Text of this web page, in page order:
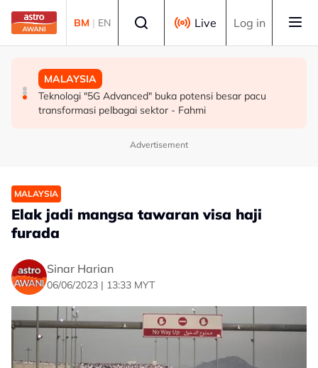
Skip to main content
BM | EN Live Log in
SUKAN
Mohamed Salah sertai Trabzonspor, terima €17 juta
semusim
MALAYSIA
Berita tempatan pilihan sepanjang hari ini
MALAYSIA
Teknologi "5G Advanced" buka potensi besar pacu
transformasi pelbagai sektor - Fahmi
Advertisement
MALAYSIA
Elak jadi mangsa tawaran visa haji
furada
Sinar Harian
06/06/2023 | 13:33 MYT